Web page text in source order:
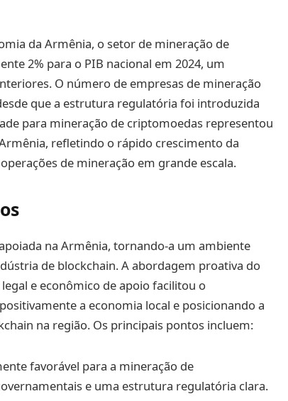
da Armênia, o setor de mineração de
2% para o PIB nacional em 2024, um
O número de empresas de mineração
que a estrutura regulatória foi introduzida
para mineração de criptomoedas representou
refletindo o rápido crescimento da
de mineração em grande escala.
na Armênia, tornando-a um ambiente
de blockchain. A abordagem proativa do
e econômico de apoio facilitou o
a economia local e posicionando a
na região. Os principais pontos incluem:
favorável para a mineração de
e uma estrutura regulatória clara.